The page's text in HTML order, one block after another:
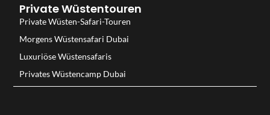
Private Wüstentouren
Private Wüsten-Safari-Touren
Morgens Wüstensafari Dubai
Luxuriöse Wüstensafaris
Privates Wüstencamp Dubai